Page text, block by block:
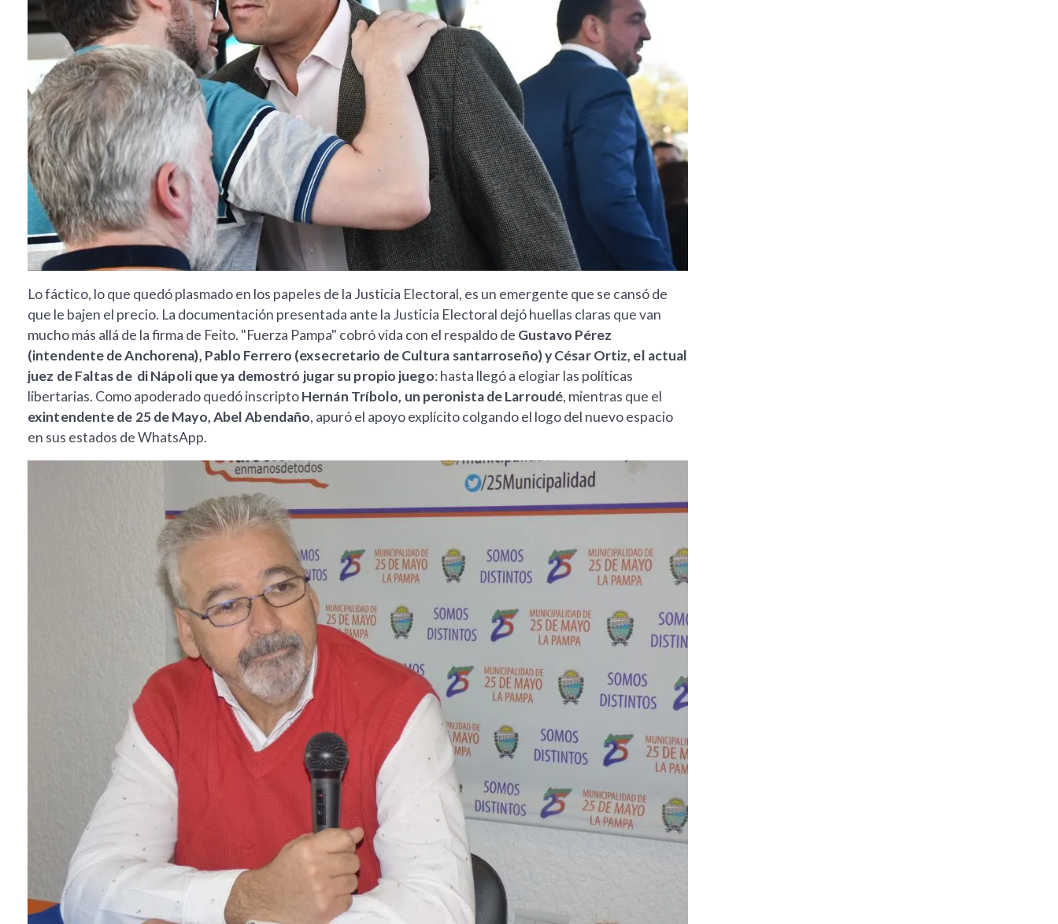
Lo fáctico, lo que quedó plasmado en los papeles de la Justicia Electoral, es un emergente que se cansó de
que le bajen el precio. La documentación presentada ante la Justicia Electoral dejó huellas claras que van
mucho más allá de la firma de Feito. "Fuerza Pampa" cobró vida con el respaldo de Gustavo Pérez
(intendente de Anchorena), Pablo Ferrero (exsecretario de Cultura santarroseño) y César Ortiz, el actual
juez de Faltas de di Nápoli que ya demostró jugar su propio juego: hasta llegó a elogiar las políticas
libertarias. Como apoderado quedó inscriptoHernán Tríbolo, un peronista de Larroudé, mientras que el
exintendente de 25 de Mayo, Abel Abendaño, apuró el apoyo explícito colgando el logo del nuevo espacio
en sus estados de WhatsApp.